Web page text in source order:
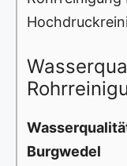
Burgwedel